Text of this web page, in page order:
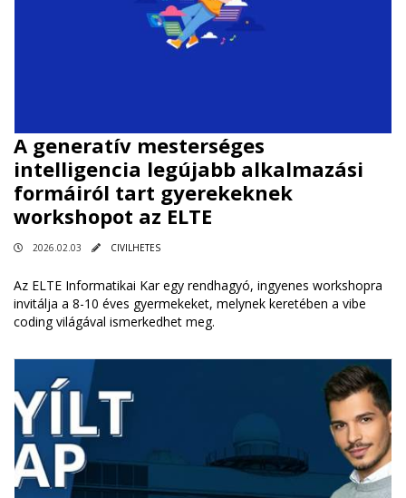
A generatív mesterséges
intelligencia legújabb alkalmazási
formáiról tart gyerekeknek
workshopot az ELTE
2026.02.03 CIVILHETES
Az ELTE Informatikai Kar egy rendhagyó, ingyenes workshopra
invitálja a 8-10 éves gyermekeket, melynek keretében a vibe
coding világával ismerkedhet meg.